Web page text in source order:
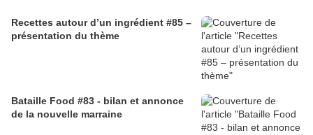
Recettes autour d’un ingrédient #85 –
présentation du thème
Bataille Food #83 - bilan et annonce
de la nouvelle marraine